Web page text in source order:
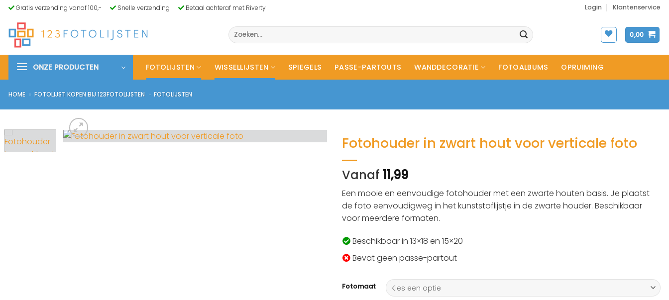
Ga
inhoud
Gratis verzending vanaf 100,- Snelle verzending Betaal achteraf met Riverty Login Klantenservice
Zoeken
naar:
0,00
ONZE PRODUCTEN FOTOLIJSTEN WISSELLIJSTEN SPIEGELS PASSE-PARTOUTS WANDDECORATIE FOTOALBUMS OPRUIMING
HOME » FOTOLIJST KOPEN BIJ 123FOTOLIJSTEN » FOTOLIJSTEN
Fotohouder in zwart hout voor verticale foto
Vanaf 11,99
Een mooie en eenvoudige fotohouder met een zwarte houten basis. Je plaatst
de foto eenvoudigweg in het kunststoflijstje in de zwarte houder. Beschikbaar
voor meerdere formaten.
Beschikbaar in 13×18 en 15×20
Bevat geen passe-partout
Fotomaat